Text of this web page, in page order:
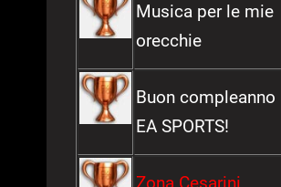
Musica per le mie
orecchie
Buon compleanno
EA SPORTS!